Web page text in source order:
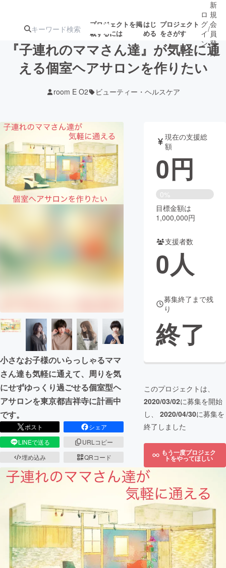
プロジェクトを掲
載するには
はじ
める
プロジェクト
をさがす
ターン
ジェクト
ロジェクト
アート・写真 音楽
テクノロジー・ガジェット ゲーム・サ
映像・映画 書籍・雑誌
チャレンジ
CAMPFIRE for Social Good CAMPFIRE Creation
ロ
グ
イ
ン
/
新
規
会
員
登
録
『子連れのママさん達』が気軽に通
える個室ヘアサロンを作りたい
room E O2 ビューティー・ヘルスケア
小さなお子様のいらっしゃるママ
さん達も気軽に通えて、周りを気
にせずゆっくり過ごせる個室型ヘ
アサロンを東京都吉祥寺に計画中
です。
ポスト
シェア
LINEで送る
URLコピー
埋め込み
QRコード
現在の支援総
額
0円
0%
目標金額は
1,000,000円
支援者数
0人
募集終了まで残
り
終了
このプロジェクトは、
2020/03/02に募集を開始
し、 2020/04/30に募集を
終了しました
もう一度プロジェク
トをやってほしい